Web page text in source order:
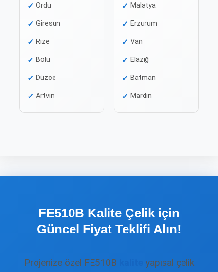
Ordu
Giresun
Rize
Bolu
Düzce
Artvin
Malatya
Erzurum
Van
Elazığ
Batman
Mardin
FE510B Kalite Çelik için
Güncel Fiyat Teklifi Alın!
Projenize özel FE510B
yapısal çelik